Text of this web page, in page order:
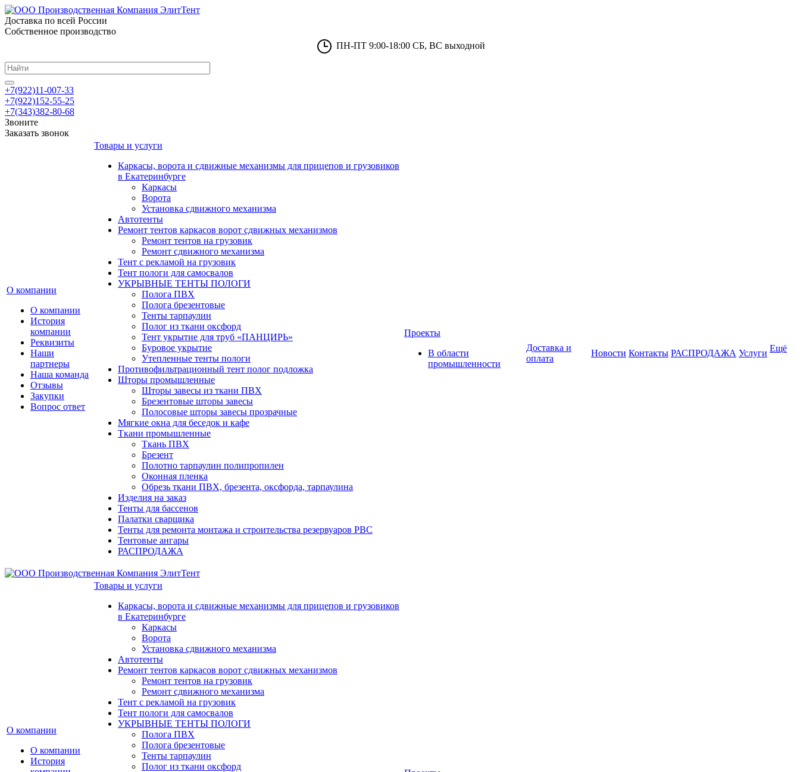
Доставка по всей России
Собственное производство
ПН-ПТ 9:00-18:00 СБ, ВС выходной
+7(922)11-007-33
+7(922)152-55-25
+7(343)382-80-68
Звоните
Заказать звонок
О компании
О компании
История
компании
Реквизиты
Наши
партнеры
Наша команда
Отзывы
Закупки
Вопрос ответ
Товары и услуги
Каркасы, ворота и сдвижные механизмы для прицепов и грузовиков
в Екатеринбурге
Каркасы
Ворота
Установка сдвижного механизма
Автотенты
Ремонт тентов каркасов ворот сдвижных механизмов
Ремонт тентов на грузовик
Ремонт сдвижного механизма
Тент с рекламой на грузовик
Тент пологи для самосвалов
УКРЫВНЫЕ ТЕНТЫ ПОЛОГИ
Полога ПВХ
Полога брезентовые
Тенты тарпаулин
Полог из ткани оксфорд
Тент укрытие для труб «ПАНЦИРЬ»
Буровое укрытие
Утепленные тенты пологи
Противофильтрационный тент полог подложка
Шторы промышленные
Шторы завесы из ткани ПВХ
Брезентовые шторы завесы
Полосовые шторы завесы прозрачные
Мягкие окна для беседок и кафе
Ткани промышленные
Ткань ПВХ
Брезент
Полотно тарпаулин полипропилен
Оконная пленка
Обрезь ткани ПВХ, брезента, оксфорда, тарпаулина
Изделия на заказ
Тенты для бассенов
Палатки сварщика
Тенты для ремонта монтажа и строительства резервуаров РВС
Тентовые ангары
РАСПРОДАЖА
Проекты
В области
промышленности
Доставка и
оплата
Новости Контакты РАСПРОДАЖА Услуги Ещё
О компании
О компании
История
Товары и услуги
Каркасы, ворота и сдвижные механизмы для прицепов и грузовиков
в Екатеринбурге
Каркасы
Ворота
Установка сдвижного механизма
Автотенты
Ремонт тентов каркасов ворот сдвижных механизмов
Ремонт тентов на грузовик
Ремонт сдвижного механизма
Тент с рекламой на грузовик
Тент пологи для самосвалов
УКРЫВНЫЕ ТЕНТЫ ПОЛОГИ
Полога ПВХ
Полога брезентовые
Тенты тарпаулин
Полог из ткани оксфорд